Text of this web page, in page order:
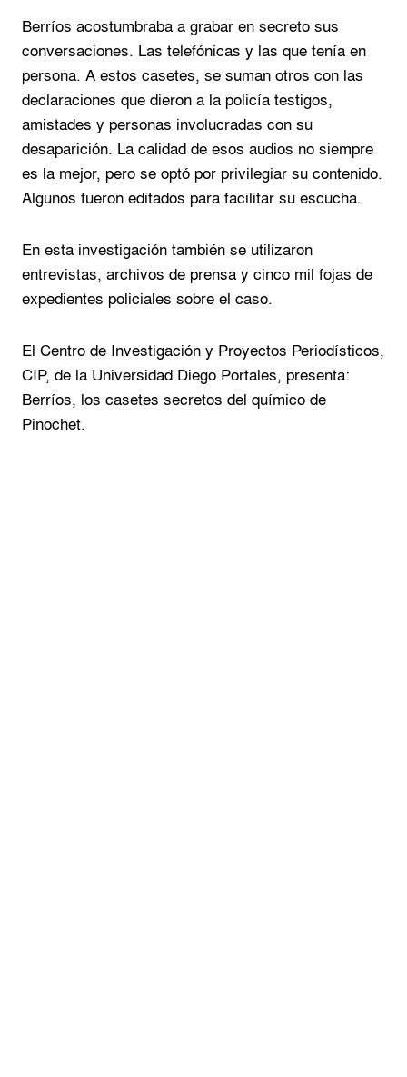
Berríos acostumbraba a grabar en secreto sus
conversaciones. Las telefónicas y las que tenía en
persona. A estos casetes, se suman otros con las
declaraciones que dieron a la policía testigos,
amistades y personas involucradas con su
desaparición. La calidad de esos audios no siempre
es la mejor, pero se optó por privilegiar su contenido.
Algunos fueron editados para facilitar su escucha.
En esta investigación también se utilizaron
entrevistas, archivos de prensa y cinco mil fojas de
expedientes policiales sobre el caso.
El Centro de Investigación y Proyectos Periodísticos,
CIP, de la Universidad Diego Portales, presenta:
Berríos, los casetes secretos del químico de
Pinochet.